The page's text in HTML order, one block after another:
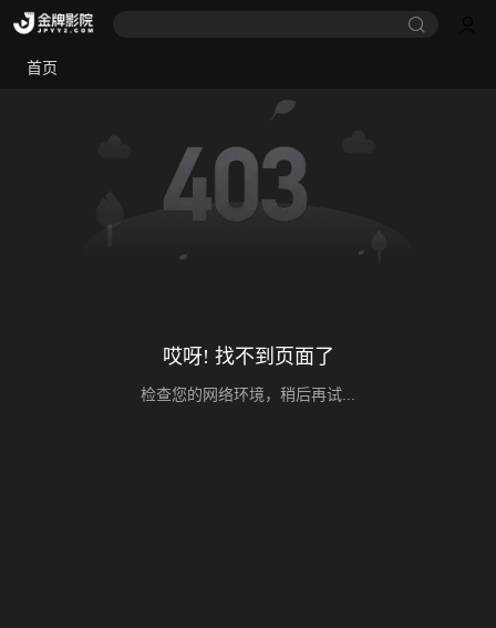
首页
哎呀! 找不到页面了
检查您的网络环境，稍后再试...